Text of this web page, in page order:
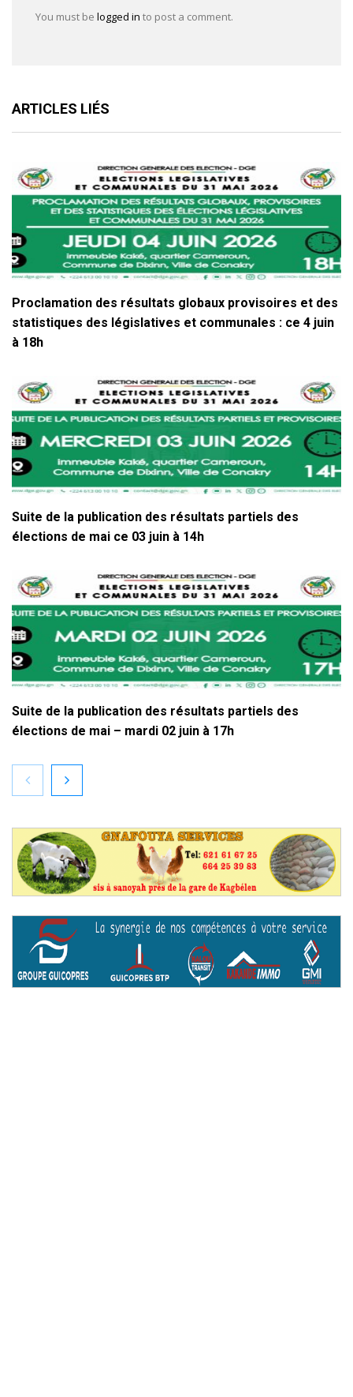
You must be logged in to post a comment.
ARTICLES LIÉS
Proclamation des résultats globaux provisoires et des
statistiques des législatives et communales : ce 4 juin
à 18h
Suite de la publication des résultats partiels des
élections de mai ce 03 juin à 14h
Suite de la publication des résultats partiels des
élections de mai – mardi 02 juin à 17h